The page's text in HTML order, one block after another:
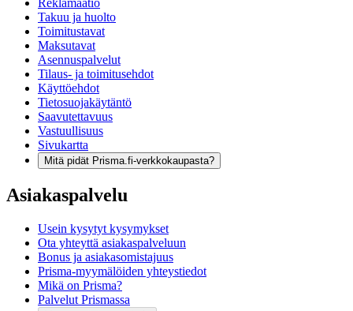
Reklamaatio
Takuu ja huolto
Toimitustavat
Maksutavat
Asennuspalvelut
Tilaus- ja toimitusehdot
Käyttöehdot
Tietosuojakäytäntö
Saavutettavuus
Vastuullisuus
Sivukartta
Mitä pidät Prisma.fi-verkkokaupasta?
Asiakaspalvelu
Usein kysytyt kysymykset
Ota yhteyttä asiakaspalveluun
Bonus ja asiakasomistajuus
Prisma-myymälöiden yhteystiedot
Mikä on Prisma?
Palvelut Prismassa